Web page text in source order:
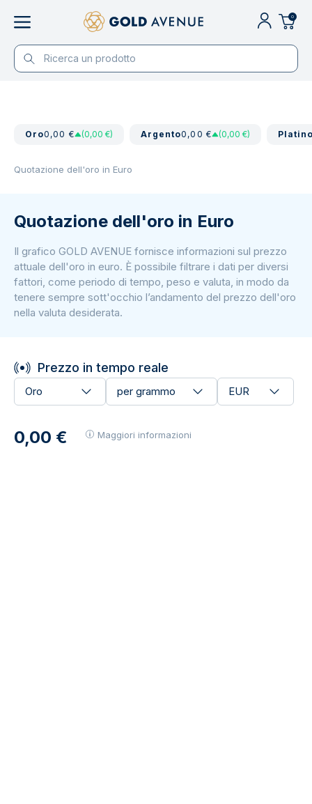
0
Oro0,00 € (0,00 €) Argento0,00 € (0,00 €)
Quotazione dell'oro in Euro
Quotazione dell'oro in Euro
Il grafico GOLD AVENUE fornisce informazioni sul prezzo
attuale dell'oro in euro. È possibile filtrare i dati per diversi
fattori, come periodo di tempo, peso e valuta, in modo da
tenere sempre sott'occhio l’andamento del prezzo dell'oro
nella valuta desiderata.
Prezzo in tempo reale
Oro per grammo EUR
0,00 € Maggiori informazioni